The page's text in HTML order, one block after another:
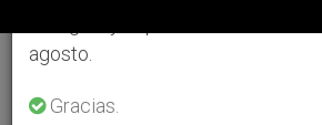
agosto.
Gracias.